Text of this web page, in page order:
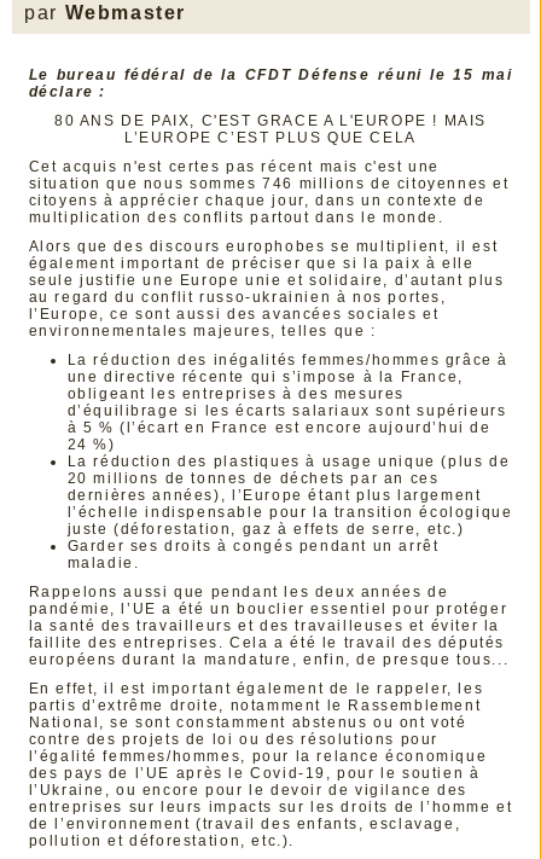
par Webmaster
Le bureau fédéral de la CFDT Défense réuni le 15 mai
déclare :
80 ANS DE PAIX, C'EST GRACE A L'EUROPE ! MAIS
L’EUROPE C’EST PLUS QUE CELA
Cet acquis n'est certes pas récent mais c'est une
situation que nous sommes 746 millions de citoyennes et
citoyens à apprécier chaque jour, dans un contexte de
multiplication des conflits partout dans le monde.
Alors que des discours europhobes se multiplient, il est
également important de préciser que si la paix à elle
seule justifie une Europe unie et solidaire, d’autant plus
au regard du conflit russo-ukrainien à nos portes,
l’Europe, ce sont aussi des avancées sociales et
environnementales majeures, telles que :
La réduction des inégalités femmes/hommes grâce à
une directive récente qui s’impose à la France,
obligeant les entreprises à des mesures
d’équilibrage si les écarts salariaux sont supérieurs
à 5 % (l’écart en France est encore aujourd’hui de
24 %)
La réduction des plastiques à usage unique (plus de
20 millions de tonnes de déchets par an ces
dernières années), l’Europe étant plus largement
l’échelle indispensable pour la transition écologique
juste (déforestation, gaz à effets de serre, etc.)
Garder ses droits à congés pendant un arrêt
maladie.
Rappelons aussi que pendant les deux années de
pandémie, l’UE a été un bouclier essentiel pour protéger
la santé des travailleurs et des travailleuses et éviter la
faillite des entreprises. Cela a été le travail des députés
européens durant la mandature, enfin, de presque tous...
En effet, il est important également de le rappeler, les
partis d’extrême droite, notamment le Rassemblement
National, se sont constamment abstenus ou ont voté
contre des projets de loi ou des résolutions pour
l’égalité femmes/hommes, pour la relance économique
des pays de l’UE après le Covid-19, pour le soutien à
l’Ukraine, ou encore pour le devoir de vigilance des
entreprises sur leurs impacts sur les droits de l’homme et
de l’environnement (travail des enfants, esclavage,
pollution et déforestation, etc.).